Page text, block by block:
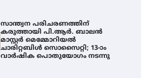
സാന്ത്വന പരിചരണത്തിന്
കരുത്തായി പി.ആർ. ബാലൻ
മാസ്റ്റർ മെമ്മോറിയൽ
ചാരിറ്റബിൾ സൊസൈറ്റി; 13-ാം
വാർഷിക പൊതുയോഗം നടന്നു